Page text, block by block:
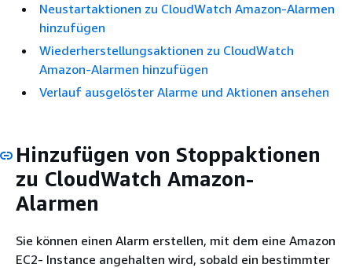
Neustartaktionen zu CloudWatch Amazon-Alarmen
hinzufügen
Wiederherstellungsaktionen zu CloudWatch
Amazon-Alarmen hinzufügen
Verlauf ausgelöster Alarme und Aktionen ansehen
Hinzufügen von Stoppaktionen
zu CloudWatch Amazon-
Alarmen
Sie können einen Alarm erstellen, mit dem eine Amazon
EC2- Instance angehalten wird, sobald ein bestimmter